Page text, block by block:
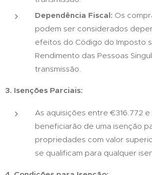
Dependência Fiscal: Os
podem ser considerados
efeitos do Código do Imposto
Rendimento das Pessoas
transmissão.
3. Isenções Parciais:
As aquisições entre €316.772
beneficiarão de uma isenção
propriedades com valor
se qualificam para qualquer